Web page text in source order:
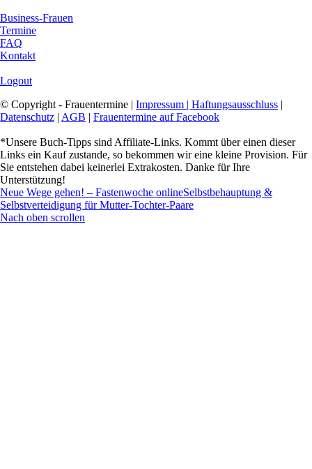
Business-Frauen
Termine
FAQ
Kontakt
Logout
© Copyright - Frauentermine | Impressum | Haftungsausschluss |
Datenschutz | AGB | Frauentermine auf Facebook
*Unsere Buch-Tipps sind Affiliate-Links. Kommt über einen dieser
Links ein Kauf zustande, so bekommen wir eine kleine Provision. Für
Sie entstehen dabei keinerlei Extrakosten. Danke für Ihre
Unterstützung!
Neue Wege gehen! – Fastenwoche onlineSelbstbehauptung &
Selbstverteidigung für Mutter-Tochter-Paare
Nach oben scrollen